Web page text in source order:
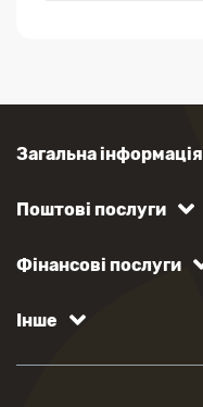
Загальна інформація
Поштові послуги
Фінансові послуги
Інше